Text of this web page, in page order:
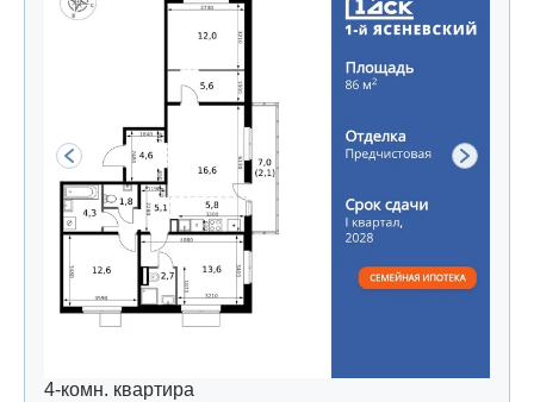
4-комн. квартира